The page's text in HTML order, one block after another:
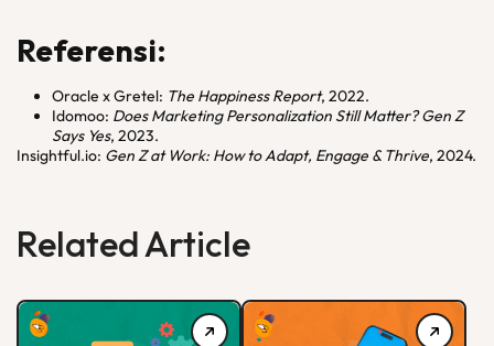
Referensi:
Oracle x Gretel: The Happiness Report, 2022.
Idomoo: Does Marketing Personalization Still Matter? Gen Z
Says Yes, 2023.
Insightful.io: Gen Z at Work: How to Adapt, Engage & Thrive, 2024.
Related Article